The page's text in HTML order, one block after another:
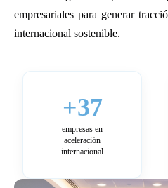
empresariales para generar
internacional sostenible.
+37
empresas en
aceleración
internacional